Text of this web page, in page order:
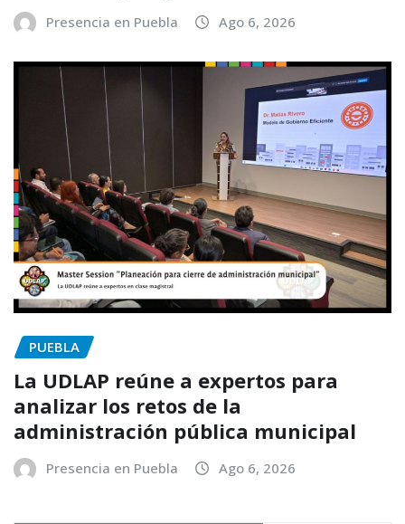
Presencia en Puebla Ago 6, 2026
PUEBLA
La UDLAP reúne a expertos para
analizar los retos de la
administración pública municipal
Presencia en Puebla Ago 6, 2026